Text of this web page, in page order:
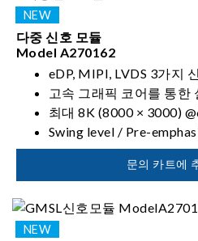
다중 신호 모듈
Model A270162
eDP, MIPI, LVDS 3가지
고속 그래픽 코어를 통한
최대 8K (8000 × 3000)
Swing level / Pre-
동 설정 가능
문의 카트에